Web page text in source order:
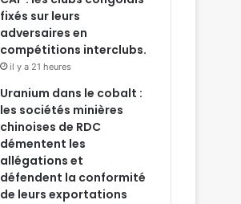
fixés sur leurs
adversaires en
compétitions interclubs.
il y a 21 heures
Uranium dans le cobalt :
les sociétés minières
chinoises de RDC
démentent les
allégations et
défendent la conformité
de leurs exportations